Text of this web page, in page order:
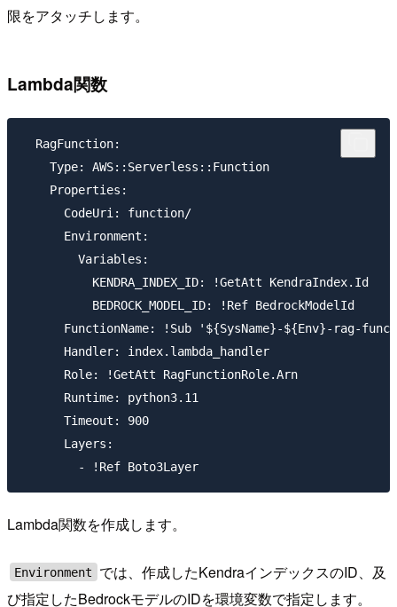
限をアタッチします。
Lambda関数
  RagFunction:
    Type: AWS::Serverless::Function
    Properties:
      CodeUri: function/
      Environment:
        Variables:
          KENDRA_INDEX_ID: !GetAtt KendraIndex.Id
          BEDROCK_MODEL_ID: !Ref BedrockModelId
FunctionName: !Sub '${SysName}-${Env}-rag-
      Handler: index.lambda_handler
      Role: !GetAtt RagFunctionRole.Arn
      Runtime: python3.11
      Timeout: 900
      Layers:
Lambda関数を作成します。
Environment
では、作成したKendraインデックスのID、及
び指定したBedrockモデルのIDを環境変数で指定します。